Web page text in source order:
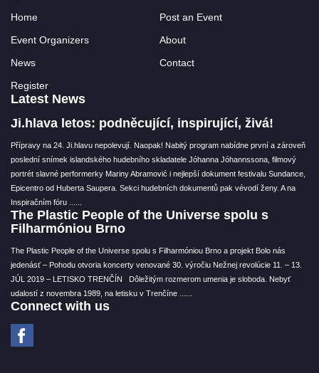
Home
Post an Event
Event Organizers
About
News
Contact
Register
Latest News
Ji.hlava letos: podněcující, inspirující, živá!
Přípravy na 24. Ji.hlavu nepolevují. Naopak! Nabitý program nabídne první a zároveň
poslední snímek islandského hudebního skladatele Jóhanna Jóhannssona, filmový
portrét slavné performerky Mariny Abramović i nejlepší dokument festivalu Sundance,
Epicentro od Huberta Saupera. Sekci hudebních dokumentů pak vévodí ženy. A na
Inspiračním fóru ...
The Plastic People of the Universe spolu s
Filharmóniou Brno
The Plastic People of the Universe spolu s Filharmóniou Brno a projekt Bolo nás
jedenásť – Pohodu otvoria koncerty venované 30. výročiu Nežnej revolúcie 11. – 13.
JÚL 2019 – LETISKO TRENČÍN Dôležitým rozmerom umenia je sloboda. Nebyť
udalostí z novembra 1989, na letisku v Trenčíne ...
Connect with us